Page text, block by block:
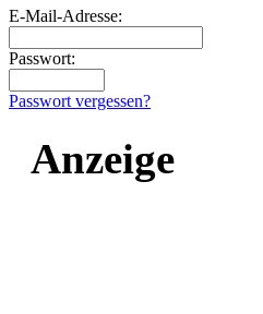
E-Mail-Adresse:
Passwort:
Passwort vergessen?
Anzeige